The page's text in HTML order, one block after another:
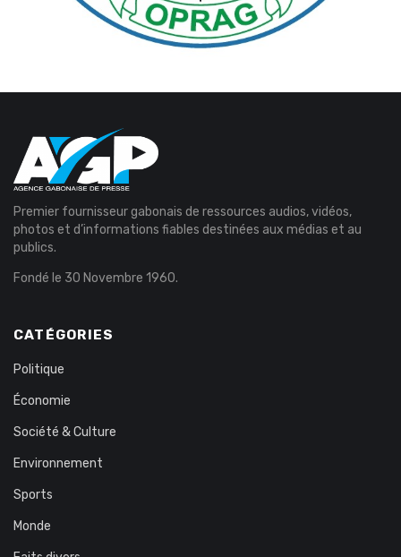
Premier fournisseur gabonais de ressources audios, vidéos,
photos et d’informations fiables destinées aux médias et au
publics.
Fondé le 30 Novembre 1960.
CATÉGORIES
Politique
Économie
Société & Culture
Environnement
Sports
Monde